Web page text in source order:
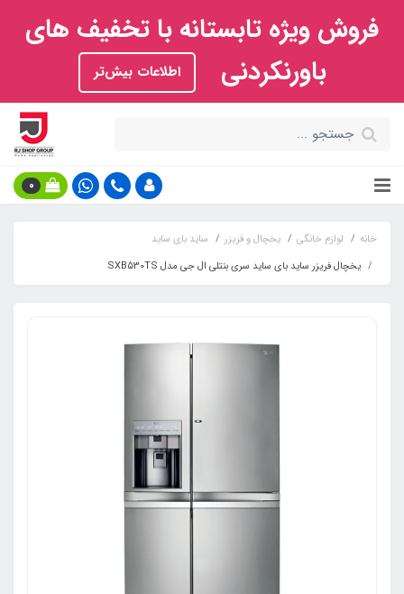
فروش ویژه تابستانه با تخفیف های
باورنکردنی
اطلاعات بیش‌تر
0
خانه لوازم خانگی یخچال و فریزر
ساید بای ساید
یخچال فریزر ساید بای ساید سری بنتلی ال جی مدل SXB530TS